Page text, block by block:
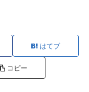
はてブ
コピー